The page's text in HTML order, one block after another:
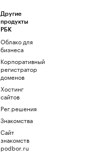
Другие
продукты
РБК
Облако для
бизнеса
Корпоративный
регистратор
доменов
Хостинг
сайтов
Рег.решения
Знакомства
Сайт
знакомств
podbor.ru